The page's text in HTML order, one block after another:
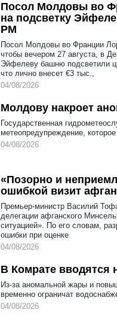
Посол Молдовы во
на подсветку
РМ
Посол Молдовы во Франции
чтобы вечером 27 августа, в
Эйфелеву башню подсветили
что лично внесет €3 тыс.,
04/08/2026
Молдову накроет
Государственная
метеопредупреждение,
04/08/2026
«Позорно и
ошибкой визит
Премьер-министр Василий
делегации афганского
ситуацией». По его словам,
ошибки при оценке
04/08/2026
В Комрате вводятся
Из-за аномальной жары и
временно ограничат
04/08/2026